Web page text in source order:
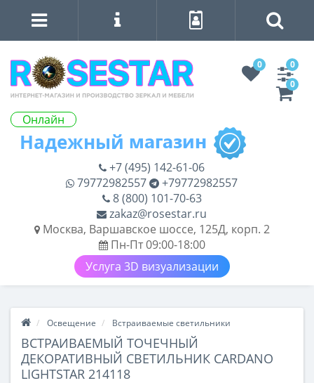
Онлайн
0
0
0
+7 (495) 142-61-06
79772982557
+79772982557
8 (800) 101-70-63
zakaz@rosestar.ru
Москва, Варшавское шоссе, 125Д, корп. 2
Пн-Пт 09:00-18:00
Услуга 3D визуализации
Освещение Встраиваемые светильники
ВСТРАИВАЕМЫЙ ТОЧЕЧНЫЙ
ДЕКОРАТИВНЫЙ СВЕТИЛЬНИК CARDANO
LIGHTSTAR 214118